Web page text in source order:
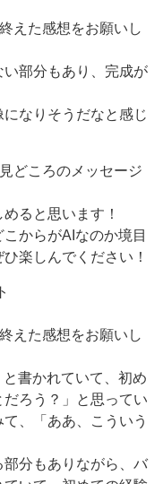
えた感想をお願いし
部分もあり、完成が
なりそうだなと感じ
どころのメッセージ
ると思います！
からがAIなのか境目
楽しんでください！
えた感想をお願いし
書かれていて、初め
ろう？」と思ってい
、「ああ、こういう
部分もありながら、バ